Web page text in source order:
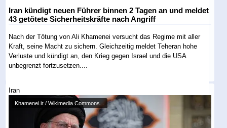
Iran kündigt neuen Führer binnen 2 Tagen an und meldet
43 getötete Sicherheitskräfte nach Angriff
Nach der Tötung von Ali Khamenei versucht das Regime mit aller
Kraft, seine Macht zu sichern. Gleichzeitig meldet Teheran hohe
Verluste und kündigt an, den Krieg gegen Israel und die USA
unbegrenzt fortzusetzen....
Iran
Khamenei.ir / Wikimedia Commons...